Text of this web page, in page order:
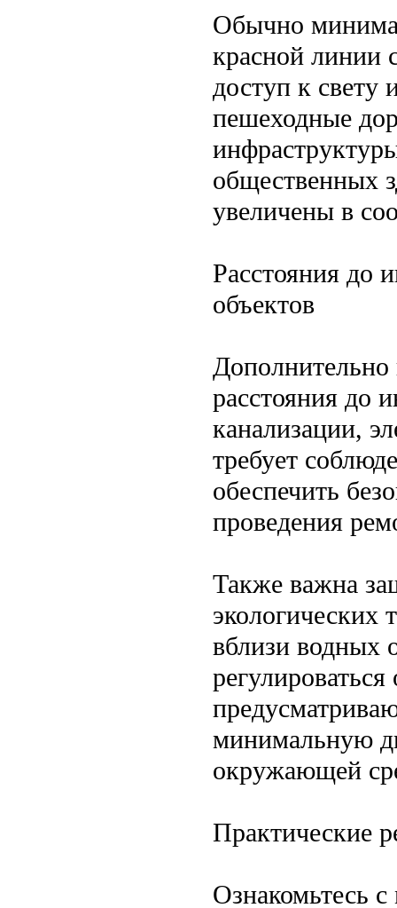
Обычно
красной линии
доступ к свету
пешеходные
общественных
увеличены в
Расстояния до
объектов
Дополнительно
расстояния до
канализации,
требует
обеспечить
проведения
Также важна
экологических
вблизи водных
минимальную
окружающей
Практические
Ознакомьтесь